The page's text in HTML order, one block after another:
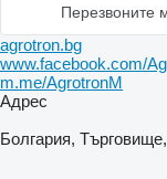
Перезвоните
agrotron.bg
www.facebook.com/
m.me/AgrotronM
Адрес
Болгария,